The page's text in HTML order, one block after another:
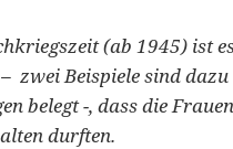
(ab 1945) ist
zwei Beispiele sind
belegt -, dass die
durften.